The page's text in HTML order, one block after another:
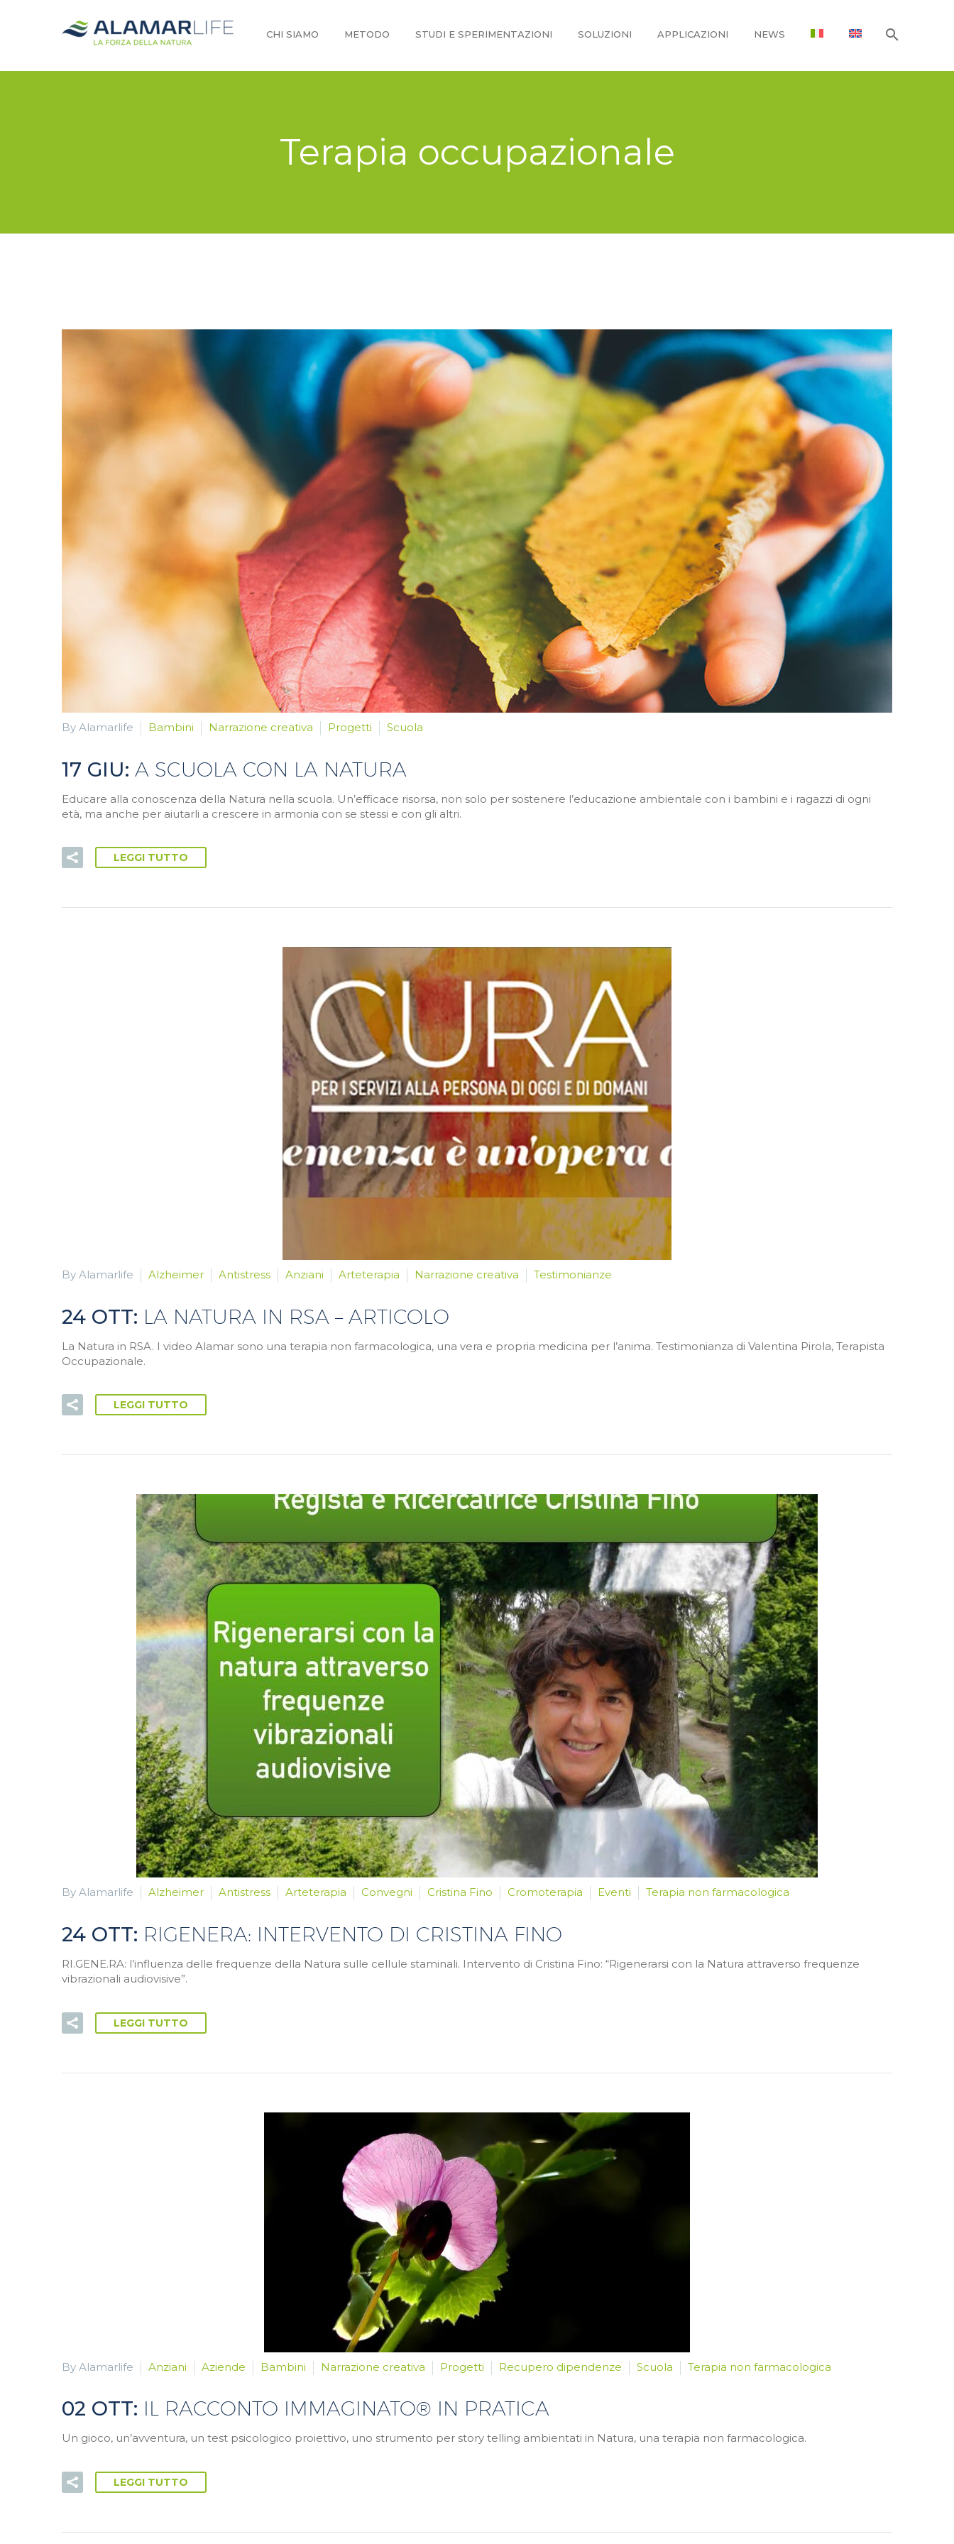
CHI SIAMO METODO STUDI E SPERIMENTAZIONI SOLUZIONI APPLICAZIONI NEWS
Terapia occupazionale
By Alamarlife Bambini Narrazione creativa Progetti Scuola
17 GIU: A SCUOLA CON LA NATURA
Educare alla conoscenza della Natura nella scuola. Un’efficace risorsa, non solo per sostenere l’educazione ambientale con i bambini e i ragazzi di ogni
età, ma anche per aiutarli a crescere in armonia con se stessi e con gli altri.
LEGGI TUTTO
By Alamarlife Alzheimer Antistress Anziani Arteterapia Narrazione creativa Testimonianze
24 OTT: LA NATURA IN RSA – ARTICOLO
La Natura in RSA. I video Alamar sono una terapia non farmacologica, una vera e propria medicina per l’anima. Testimonianza di Valentina Pirola, Terapista
Occupazionale.
LEGGI TUTTO
By Alamarlife Alzheimer Antistress Arteterapia Convegni Cristina Fino Cromoterapia Eventi Terapia non farmacologica
24 OTT: RIGENERA: INTERVENTO DI CRISTINA FINO
RI.GENE.RA: l’influenza delle frequenze della Natura sulle cellule staminali. Intervento di Cristina Fino: “Rigenerarsi con la Natura attraverso frequenze
vibrazionali audiovisive”.
LEGGI TUTTO
By Alamarlife Anziani Aziende Bambini Narrazione creativa Progetti Recupero dipendenze Scuola Terapia non farmacologica
02 OTT: IL RACCONTO IMMAGINATO® IN PRATICA
Un gioco, un’avventura, un test psicologico proiettivo, uno strumento per story telling ambientati in Natura, una terapia non farmacologica.
LEGGI TUTTO